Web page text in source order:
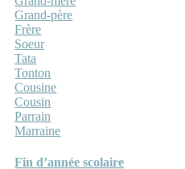
Grand-père
Frère
Soeur
Tata
Tonton
Cousine
Cousin
Parrain
Marraine
Fin d’année scolaire